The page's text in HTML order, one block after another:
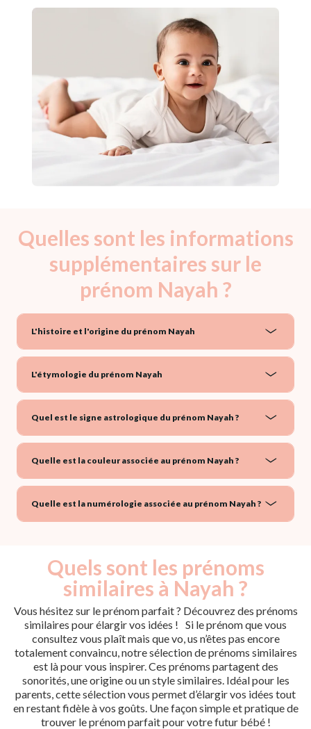
Quelles sont les informations
supplémentaires sur le
prénom Nayah ?
L'histoire et l'origine du prénom Nayah
L'étymologie du prénom Nayah
Quel est le signe astrologique du prénom Nayah ?
Quelle est la couleur associée au prénom Nayah ?
Quelle est la numérologie associée au prénom Nayah ?
Quels sont les prénoms
similaires à Nayah ?
Vous hésitez sur le prénom parfait ? Découvrez des prénoms
similaires pour élargir vos idées ! Si le prénom que vous
consultez vous plaît mais que vo, us n’êtes pas encore
totalement convaincu, notre sélection de prénoms similaires
est là pour vous inspirer. Ces prénoms partagent des
sonorités, une origine ou un style similaires. Idéal pour les
parents, cette sélection vous permet d’élargir vos idées tout
en restant fidèle à vos goûts. Une façon simple et pratique de
trouver le prénom parfait pour votre futur bébé !